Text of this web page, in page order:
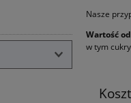
Nasze
Wartość
w tym